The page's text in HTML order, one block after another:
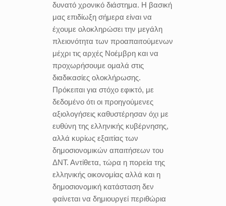
δυνατό χρονικό διάστημα. Η βασική
μας επιδίωξη σήμερα είναι να
έχουμε ολοκληρώσει την μεγάλη
πλειονότητα των προαπαιτούμενων
μέχρι τις αρχές Νοέμβρη και να
προχωρήσουμε ομαλά στις
διαδικασίες ολοκλήρωσης.
Πρόκειται για στόχο εφικτό, με
δεδομένο ότι οι προηγούμενες
αξιολογήσεις καθυστέρησαν όχι με
ευθύνη της ελληνικής κυβέρνησης,
αλλά κυρίως εξαιτίας των
δημοσιονομικών απαιτήσεων του
ΔΝΤ. Αντίθετα, τώρα η πορεία της
ελληνικής οικονομίας αλλά και η
δημοσιονομική κατάσταση δεν
φαίνεται να δημιουργεί περιθώρια